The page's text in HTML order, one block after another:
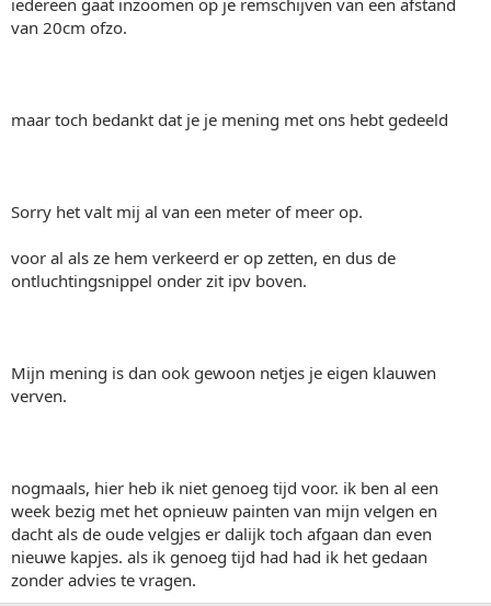
iedereen gaat inzoomen op je remschijven van een afstand
van 20cm ofzo.
maar toch bedankt dat je je mening met ons hebt gedeeld
Sorry het valt mij al van een meter of meer op.
voor al als ze hem verkeerd er op zetten, en dus de
ontluchtingsnippel onder zit ipv boven.
Mijn mening is dan ook gewoon netjes je eigen klauwen
verven.
nogmaals, hier heb ik niet genoeg tijd voor. ik ben al een
week bezig met het opnieuw painten van mijn velgen en
dacht als de oude velgjes er dalijk toch afgaan dan even
nieuwe kapjes. als ik genoeg tijd had had ik het gedaan
zonder advies te vragen.